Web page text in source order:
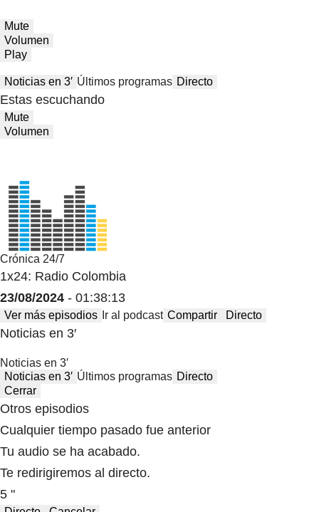
Mute
Volumen
Play
Noticias en 3′ Últimos programas Directo
Estas escuchando
Mute
Volumen
Crónica 24/7
1x24: Radio Colombia
23/08/2024 - 01:38:13
Ver más episodios Ir al podcast Compartir Directo
Noticias en 3′
Noticias en 3′
Noticias en 3′ Últimos programas Directo
Cerrar
Otros episodios
Cualquier tiempo pasado fue anterior
Tu audio se ha acabado.
Te redirigiremos al directo.
5 "